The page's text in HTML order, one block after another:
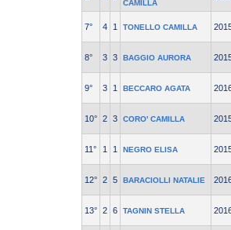
CAMILLA
7° 4 1 TONELLO CAMILLA
8° 3 3 BAGGIO AURORA
9° 3 1 BECCARO AGATA
10° 2 3 CORO' CAMILLA
11° 1 1 NEGRO ELISA
12° 2 5 BARACIOLLI NATALIE
13° 2 6 TAGNIN STELLA